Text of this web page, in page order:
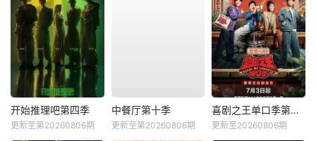
开始推理吧第四季
更新至第20260806期
中餐厅第十季
更新至第20260806期
喜剧之王单口季第三季
更新至20260806期